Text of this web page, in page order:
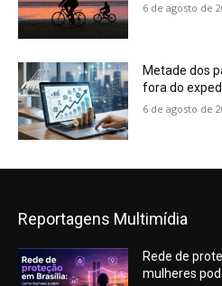
6 de agosto de
Metade dos
fora do
6 de agosto de
Reportagens Multimídia
Rede de
mulheres